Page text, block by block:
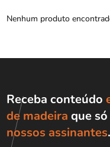
Nenhum produto
Receba conteúdo
de madeira que
nossos assinantes.